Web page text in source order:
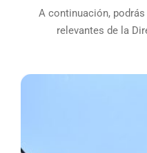
A continuación,
relevantes de la